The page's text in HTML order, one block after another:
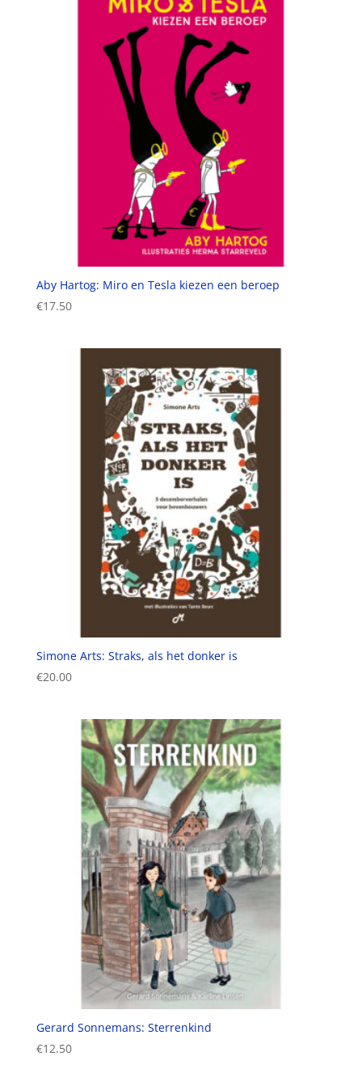
Aby Hartog: Miro en Tesla kiezen een beroep
€17.50
Simone Arts: Straks, als het donker is
€20.00
Gerard Sonnemans: Sterrenkind
€12.50